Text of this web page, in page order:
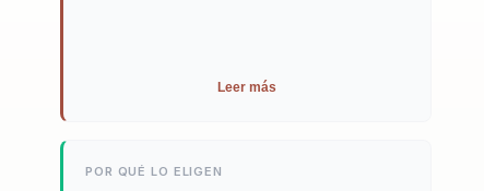
Leer más
POR QUÉ LO ELIGEN